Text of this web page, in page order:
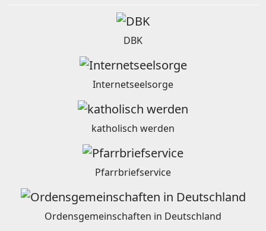
DBK
Internetseelsorge
katholisch werden
Pfarrbriefservice
Ordensgemeinschaften in Deutschland